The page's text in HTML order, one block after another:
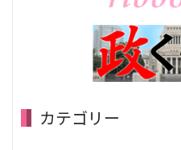
カテゴリー